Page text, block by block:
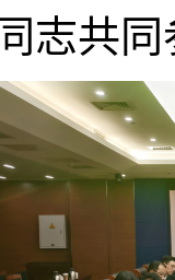
志共